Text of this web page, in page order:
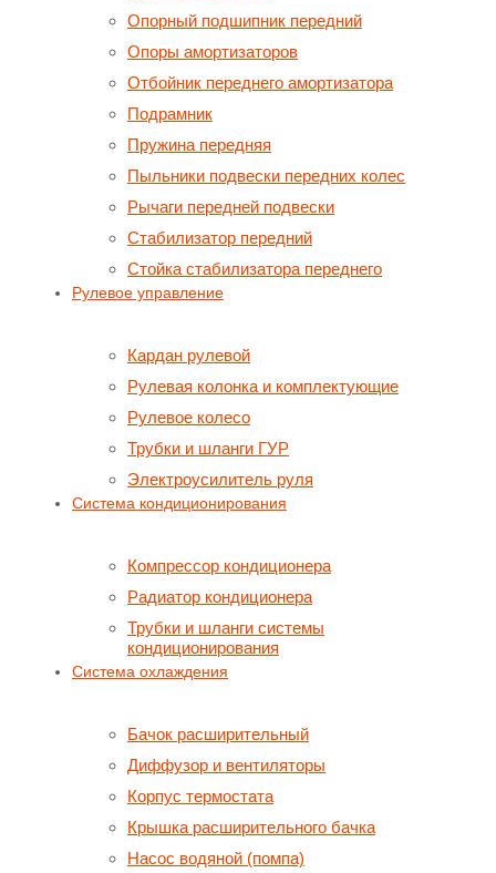
Опорный подшипник передний
Опоры амортизаторов
Отбойник переднего амортизатора
Подрамник
Пружина передняя
Пыльники подвески передних колес
Рычаги передней подвески
Стабилизатор передний
Стойка стабилизатора переднего
Рулевое управление
Кардан рулевой
Рулевая колонка и комплектующие
Рулевое колесо
Трубки и шланги ГУР
Электроусилитель руля
Система кондиционирования
Компрессор кондиционера
Радиатор кондиционера
Трубки и шланги системы
кондиционирования
Система охлаждения
Бачок расширительный
Диффузор и вентиляторы
Корпус термостата
Крышка расширительного бачка
Насос водяной (помпа)